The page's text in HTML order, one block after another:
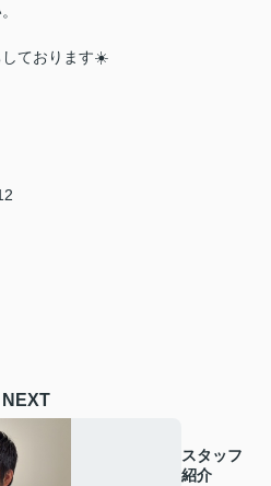
しております☀️
NEXT
スタッフ
紹介